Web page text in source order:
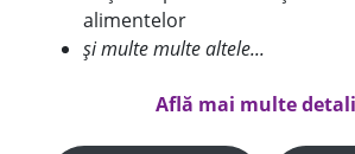
alimentelor
și multe multe altele...
Află mai multe